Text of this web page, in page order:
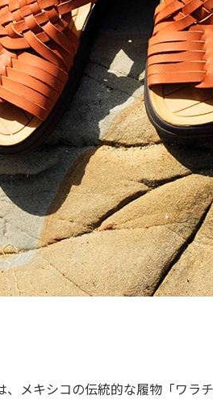
、メキシコの伝統的な履物「ワラ